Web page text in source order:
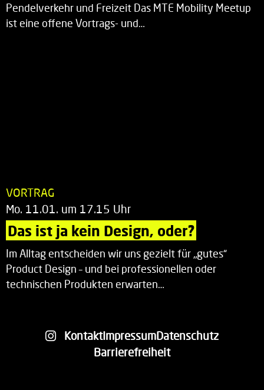
Pendelverkehr und Freizeit Das MTE Mobility Meetup
ist eine offene Vortrags- und…
VORTRAG
Mo. 11.01. um 17.15 Uhr
Das ist ja kein Design, oder?
Im Alltag entscheiden wir uns gezielt für „gutes“
Product Design – und bei professionellen oder
technischen Produkten erwarten…
KontaktImpressumDatenschutz
Barrierefreiheit